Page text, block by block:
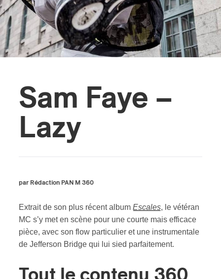
Sam Faye –
Lazy
par Rédaction PAN M 360
Extrait de son plus récent album Escales, le vétéran
MC s’y met en scène pour une courte mais efficace
pièce, avec son flow particulier et une instrumentale
de Jefferson Bridge qui lui sied parfaitement.